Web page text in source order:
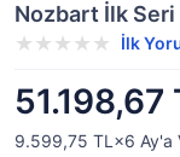
Nozbart İlk Seri
İlk
51.198,67
9.599,75 TL×6 Ay'a